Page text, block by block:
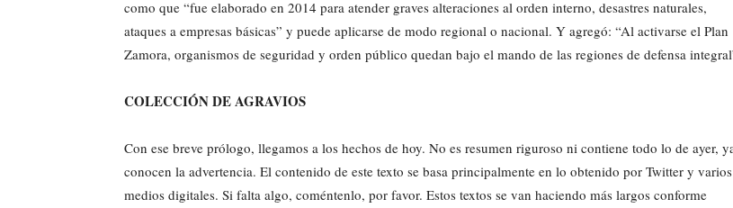
como que “fue elaborado en 2014 para atender graves alteraciones al orden interno, desastres naturales,
ataques a empresas básicas” y puede aplicarse de modo regional o nacional. Y agregó: “Al activarse el Plan
Zamora, organismos de seguridad y orden público quedan bajo el mando de las regiones de defensa
COLECCIÓN DE AGRAVIOS
Con ese breve prólogo, llegamos a los hechos de hoy. No es resumen riguroso ni contiene todo lo de ayer,
conocen la advertencia. El contenido de este texto se basa principalmente en lo obtenido por Twitter y varios
medios digitales. Si falta algo, coméntenlo, por favor. Estos textos se van haciendo más largos conforme